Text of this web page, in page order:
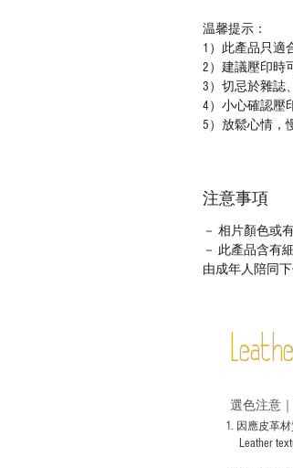
温馨提示：
1）此產品只適
2）建議壓印時
3）切忌於雜誌
4）小心確認壓
5）放鬆心情，
注意事項
－ 相片顏色或
－ 此產品含有
由成年人陪同
1. ​ 因應皮革
Leather
選色注意｜